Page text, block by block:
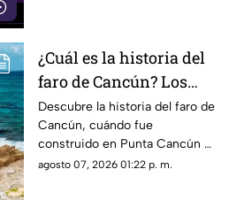
¿Cuál es la historia del
faro de Cancún? Los
detalles sobre el orgien
del icónico lugar en la
Zona Hotelera
Descubre la historia del faro de
Cancún, cuándo fue
construido en Punta Cancún y
por qué. Conoce su origen,
agosto 07, 2026 01:22 p. m.